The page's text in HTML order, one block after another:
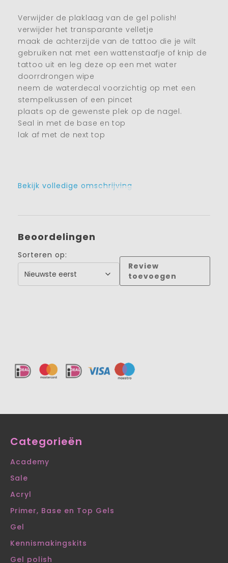
Verwijder de plaklaag van de gel polish!
verwijder het transparante velletje
maak de achterzijde van de tattoo die je wilt
gebruiken nat met een wattenstaafje of knip de
tattoo uit en leg deze op een met water
doorrdrongen wipe
neem de waterdecal voorzichtig op met een
stempelkussen of een pincet
plaats op de gewenste plek op de nagel.
Seal in met de base en top
lak af met de next top
Bekijk volledige omschrijving
Beoordelingen
Sorteren op:
Review
toevoegen
Categorieën
Academy
Sale
Acryl
Primer, Base en Top Gels
Gel
Kennismakingskits
Gel polish